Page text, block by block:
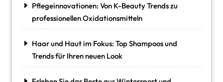
Pflegeinnovationen: Von K-Beauty Trends zu
professionellen Oxidationsmitteln
Haar und Haut im Fokus: Top Shampoos und
Trends für Ihren neuen Look